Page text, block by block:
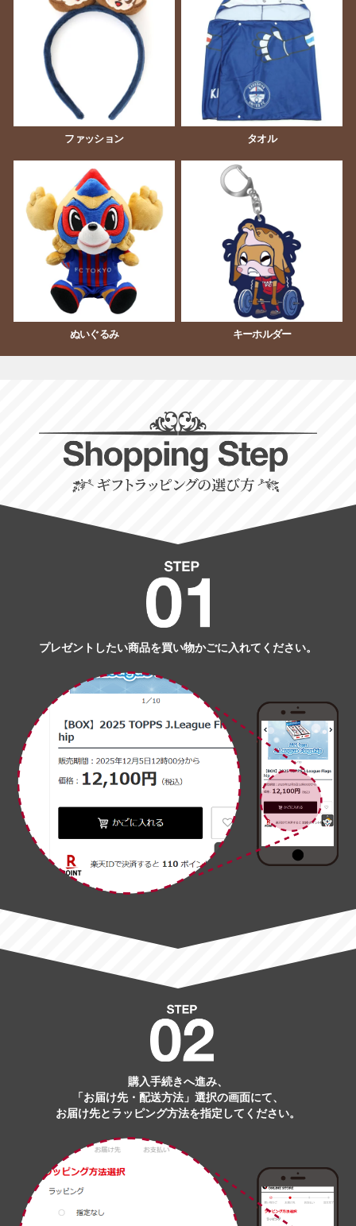
ファッション タオル
ぬいぐるみ キーホルダー
プレゼントしたい商品を買い物かごに入れてください。
購入手続きへ進み、
「お届け先・配送方法」選択の画面にて、
お届け先とラッピング方法を指定してください。